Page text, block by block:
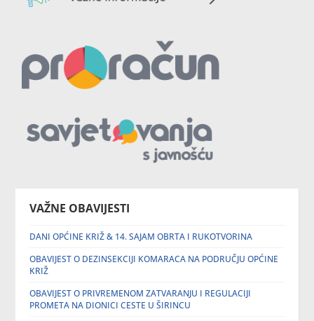
VAŽNE OBAVIJESTI
DANI OPĆINE KRIŽ & 14. SAJAM OBRTA I RUKOTVORINA
OBAVIJEST O DEZINSEKCIJI KOMARACA NA PODRUČJU OPĆINE
KRIŽ
OBAVIJEST O PRIVREMENOM ZATVARANJU I REGULACIJI
PROMETA NA DIONICI CESTE U ŠIRINCU